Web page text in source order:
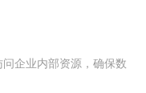
企业内部资源，确保数